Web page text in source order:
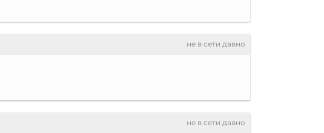
не в сети давно
не в сети давно